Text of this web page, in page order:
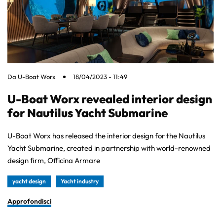
Da U-Boat Worx 18/04/2023 - 11:49
U-Boat Worx revealed interior design
for Nautilus Yacht Submarine
U-Boat Worx has released the interior design for the Nautilus
Yacht Submarine, created in partnership with world-renowned
design firm, Officina Armare
yacht design Yacht industry
Approfondisci